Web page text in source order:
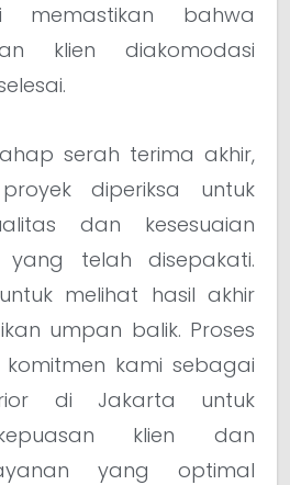
memastikan bahwa
klien diakomodasi
serah terima akhir,
diperiksa untuk
dan kesesuaian
telah disepakati.
melihat hasil akhir
umpan balik. Proses
kami sebagai
di Jakarta untuk
klien dan
yang optimal